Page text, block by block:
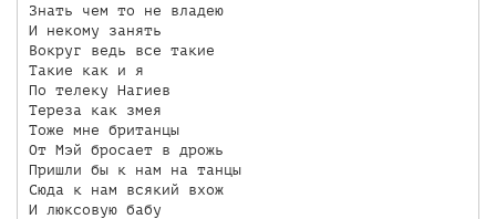
Знать чем то не владею
И некому занять
Вокруг ведь все такие
Такие как и я
По телеку Нагиев
Тереза как змея
Тоже мне британцы
От Мэй бросает в дрожь
Пришли бы к нам на танцы
Сюда к нам всякий вхож
И люксовую бабу